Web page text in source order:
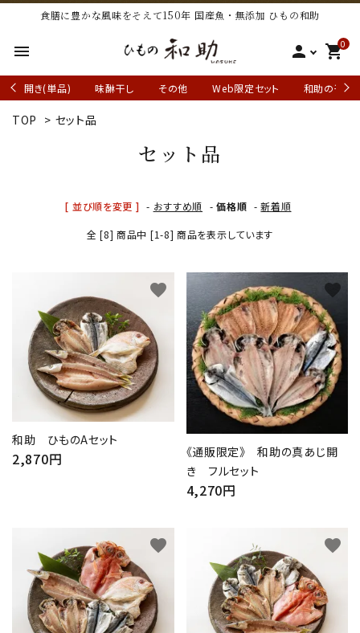
食膳に豊かな風味をそえて150年 国産魚・無添加 ひもの和助
menu person 0
shopping_cart
開き(単品) 味醂干し その他 Web限定セット 和助の干物
TOP > セット品
セット品
[ 並び順を変更 ] - おすすめ順 -価格順 -新着順
全 [8] 商品中 [1-8] 商品を表示しています
和助 ひものAセット
2,870円
favorite
《通販限定》 和助の真あじ開
き フルセット
4,270円
favorite
favorite favorite